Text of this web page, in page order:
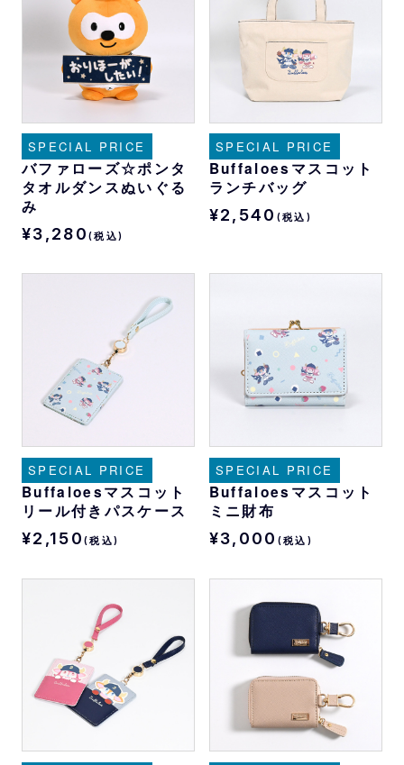
SPECIAL PRICE
バファローズ☆ポンタ
タオルダンスぬいぐる
み
¥3,280 (税込)
SPECIAL PRICE
Buffaloesマスコット
ランチバッグ
¥2,540 (税込)
SPECIAL PRICE
Buffaloesマスコット
リール付きパスケース
¥2,150 (税込)
SPECIAL PRICE
Buffaloesマスコット
ミニ財布
¥3,000 (税込)